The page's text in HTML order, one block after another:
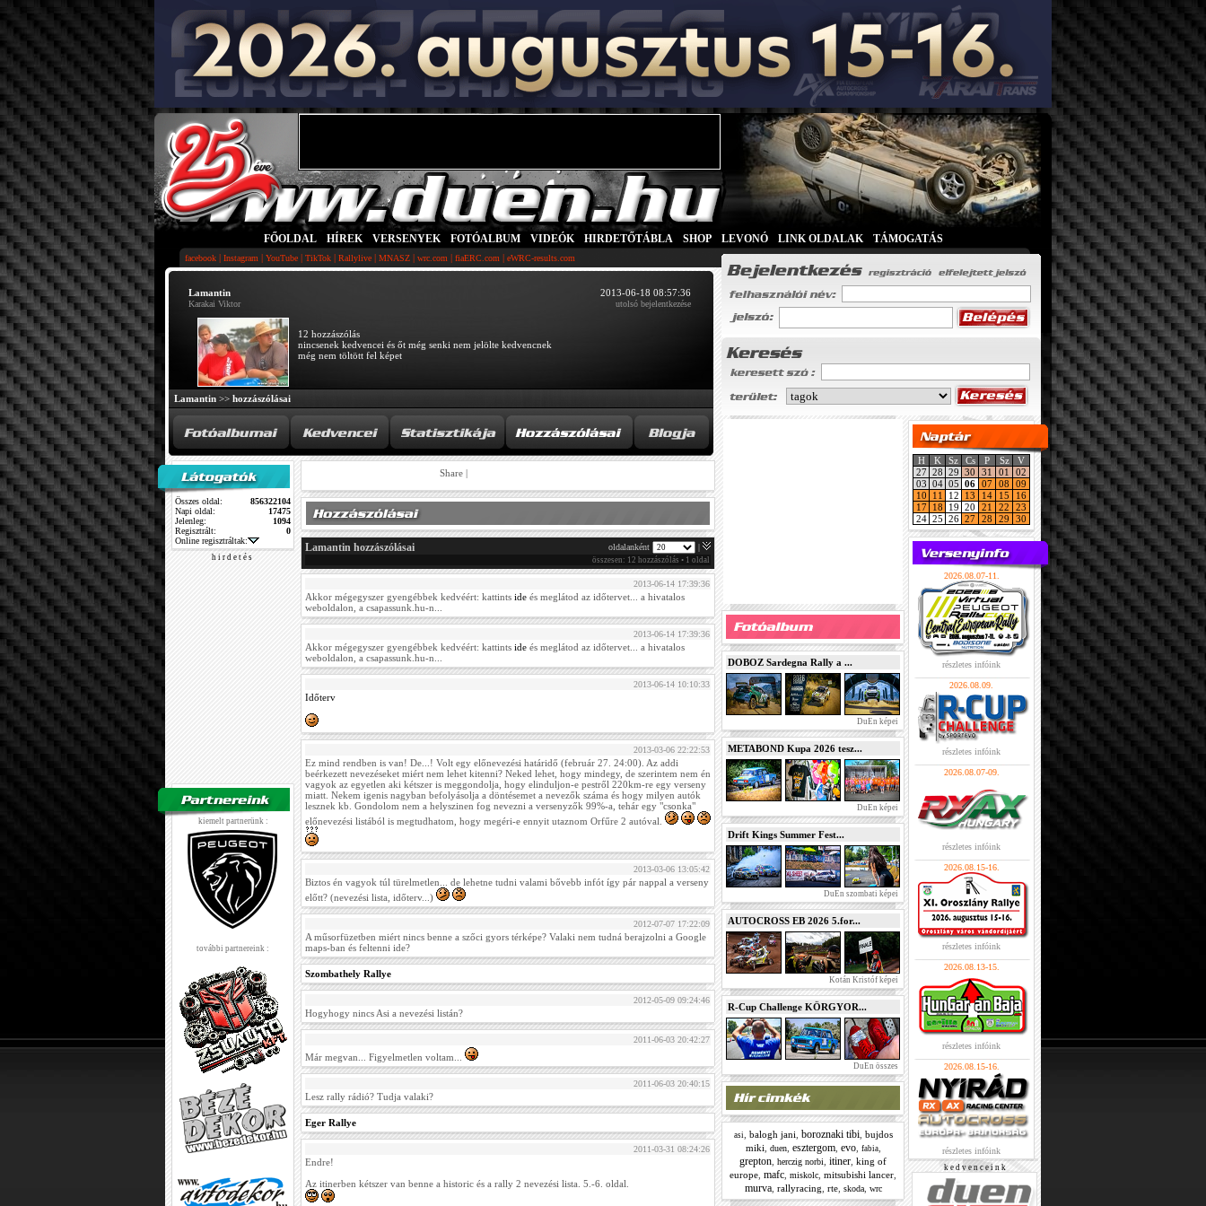
FŐOLDAL HÍREK VERSENYEK FOTÓALBUM VIDEÓK HIRDETŐTÁBLA SHOP LEVONÓ LINK OLDALAK TÁMOGATÁS
facebook | Instagram | YouTube | TikTok | Rallylive | MNASZ | wrc.com | fiaERC.com | eWRC-results.com
Lamantin
Karakai Viktor
2013-06-18 08:57:36
utolsó bejelentkezése
12 hozzászólás
nincsenek kedvencei és őt még senki nem jelölte kedvencnek
még nem töltött fel képet
Lamantin >> hozzászólásai
Összes oldal:
856322104
Napi oldal:
17475
Jelenleg:
1094
Regisztrált:
0
Online regisztráltak:
h i r d e t é s
kiemelt partnerünk :
további partnereink :
Share |
Lamantin hozzászólásai oldalanként |
összesen: 12 hozzászólás • 1 oldal
2013-06-14 17:39:36
Akkor mégegyszer gyengébbek kedvéért: kattints ide és meglátod az időtervet... a hivatalos
weboldalon, a csapassunk.hu-n...
2013-06-14 17:39:36
Akkor mégegyszer gyengébbek kedvéért: kattints ide és meglátod az időtervet... a hivatalos
weboldalon, a csapassunk.hu-n...
2013-06-14 10:10:33
Időterv
2013-03-06 22:22:53
Ez mind rendben is van! De...! Volt egy előnevezési határidő (február 27. 24:00). Az addi
beérkezett nevezéseket miért nem lehet kitenni? Neked lehet, hogy mindegy, de szerintem nem én
vagyok az egyetlen aki kétszer is meggondolja, hogy elinduljon-e pestről 220km-re egy verseny
miatt. Nekem igenis nagyban befolyásolja a döntésemet a nevezők száma és hogy milyen autók
lesznek kb. Gondolom nem a helyszinen fog nevezni a versenyzők 99%-a, tehár egy "csonka"
előnevezési listából is megtudhatom, hogy megéri-e ennyit utaznom Orfűre 2 autóval.
2013-03-06 13:05:42
Biztos én vagyok túl türelmetlen... de lehetne tudni valami bővebb infót így pár nappal a verseny
előtt? (nevezési lista, időterv...)
2012-07-07 17:22:09
A műsorfüzetben miért nincs benne a szőci gyors térképe? Valaki nem tudná berajzolni a Google
maps-ban és feltenni ide?
Szombathely Rallye
2012-05-09 09:24:46
Hogyhogy nincs Asi a nevezési listán?
2011-06-03 20:42:27
Már megvan... Figyelmetlen voltam...
2011-06-03 20:40:15
Lesz rally rádió? Tudja valaki?
Eger Rallye
2011-03-31 08:24:26
Endre!
Az itinerben kétszer van benne a historic és a rally 2 nevezési lista. 5.-6. oldal.
DOBOZ Sardegna Rally a ...
DuEn képei
METABOND Kupa 2026 tesz...
DuEn képei
Drift Kings Summer Fest...
DuEn szombati képei
AUTOCROSS EB 2026 5.for...
Kotán Kristóf képei
R-Cup Challenge KÖRGYOR...
DuEn összes
asi balogh jani boroznaki tibi, bujdos
miki
duen, esztergom, evo, fabia,
grepton herczig norbi itiner king of
europe mafc miskolc mitsubishi lancer
murva, rallyracing rte, skoda, wrc
H K Sz Cs P Sz
V
27 28 29 30 31 01
02
03 04 05 06 07 08
09
10
11 12 13 14 15
16
17
18 19 20 21 22
23
24 25 26 27 28 29 30
2026.08.07-11.
részletes infóink
2026.08.09.
részletes infóink
2026.08.07-09.
részletes infóink
2026.08.15-16.
részletes infóink
2026.08.13-15.
részletes infóink
2026.08.15-16.
részletes infóink
k e d v e n c e i n k